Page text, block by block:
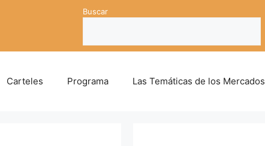
Buscar
Carteles Programa Las Temáticas de los Mercados